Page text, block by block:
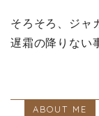
そろそろ、ジャ
遅霜の降りない
ABOUT ME